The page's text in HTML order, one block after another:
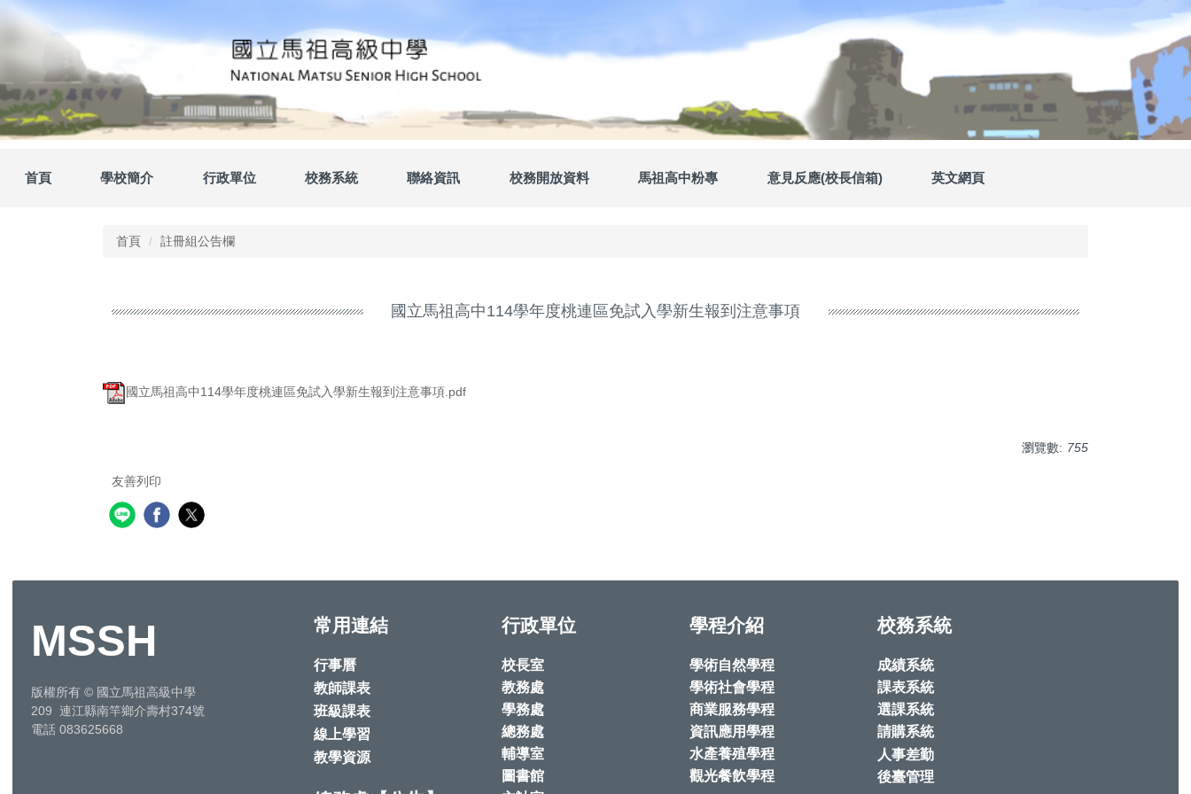
內
容
區
首頁 學校簡介 行政單位 校務系統 聯絡資訊 校務開放資料 馬祖高中粉專 意見反應(校長信箱) 英文網頁
首頁 註冊組公告欄
國立馬祖高中114學年度桃連區免試入學新生報到注意事項
國立馬祖高中114學年度桃連區免試入學新生報到注意事項.pdf
瀏覽數: 755
友善列印
MSSH
版權所有 © 國立馬祖高級中學
209 連江縣南竿鄉介壽村374號
電話 083625668
常用連結
行事曆
教師課表
班級課表
線上學習
教學資源
行政單位
校長室
教務處
學務處
總務處
輔導室
圖書館
學程介紹
學術自然學程
學術社會學程
商業服務學程
資訊應用學程
水產養殖學程
觀光餐飲學程
校務系統
成績系統
課表系統
選課系統
請購系統
人事差勤
後臺管理